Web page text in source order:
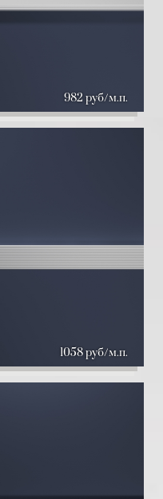
982 руб/м.п.
1058 руб/м.п.